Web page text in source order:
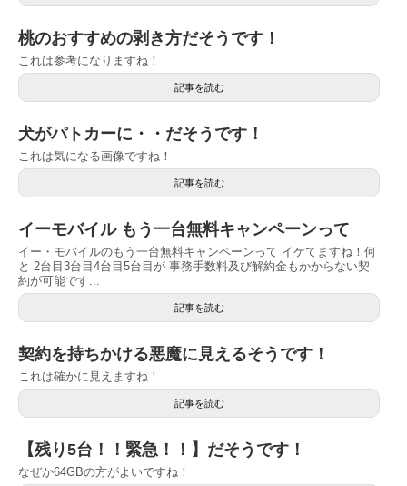
桃のおすすめの剥き方だそうです！
これは参考になりますね！
記事を読む
犬がパトカーに・・だそうです！
これは気になる画像ですね！
記事を読む
イーモバイル もう一台無料キャンペーンって
イー・モバイルのもう一台無料キャンペーンって イケてますね！何
と 2台目3台目4台目5台目が 事務手数料及び解約金もかからない契
約が可能です...
記事を読む
契約を持ちかける悪魔に見えるそうです！
これは確かに見えますね！
記事を読む
【残り5台！！緊急！！】だそうです！
なぜか64GBの方がよいですね！